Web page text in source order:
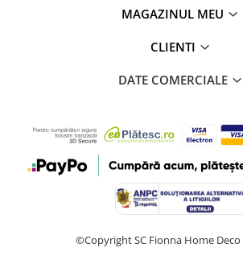
MAGAZINUL MEU
CLIENTI
DATE COMERCIALE
©Copyright SC Fionna Home Deco